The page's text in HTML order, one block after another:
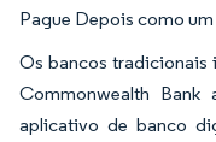
Pague Depois como
Os bancos tradicionais
Commonwealth
aplicativo de banco